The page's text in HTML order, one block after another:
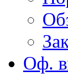
Оф.